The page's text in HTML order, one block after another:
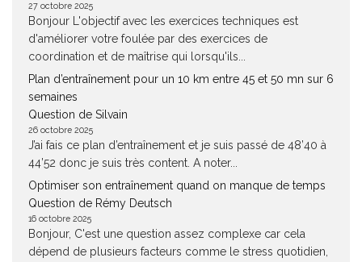
27 octobre 2025
Bonjour L'objectif avec les exercices techniques est
d'améliorer votre foulée par des exercices de
coordination et de maîtrise qui lorsqu'ils...
Plan d’entraînement pour un 10 km entre 45 et 50 mn sur 6
semaines
Question de Silvain
26 octobre 2025
J’ai fais ce plan d’entraînement et je suis passé de 48’40 à
44’52 donc je suis très content. A noter...
Optimiser son entraînement quand on manque de temps
Question de Rémy Deutsch
16 octobre 2025
Bonjour, C'est une question assez complexe car cela
dépend de plusieurs facteurs comme le stress quotidien,